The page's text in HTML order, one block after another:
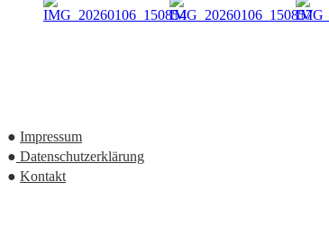
● Impressum
● Datenschutzerklärung
● Kontakt